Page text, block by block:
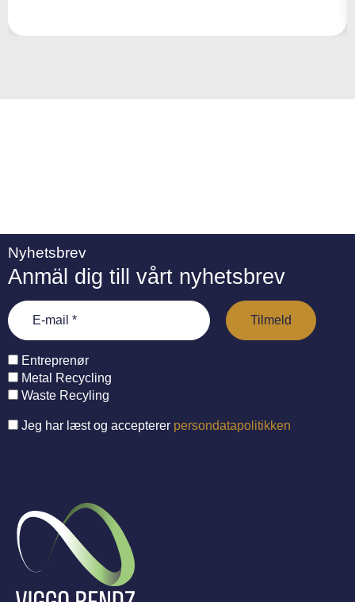
Nyhetsbrev
Anmäl dig till vårt nyhetsbrev
Entreprenør
Metal Recycling
Waste Recyling
Jeg har læst og accepterer persondatapolitikken